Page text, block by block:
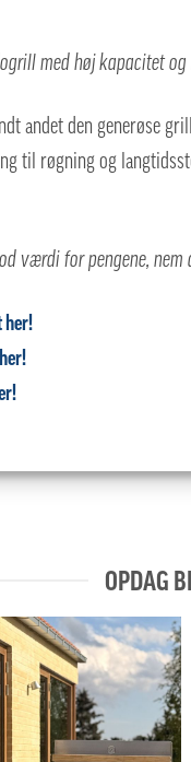
med høj kapacitet
andet den generøse
til røgning og
værdi for pengene,
her!
OPDAG